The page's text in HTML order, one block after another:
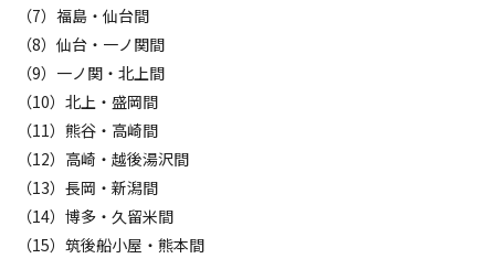
（7）福島・仙台間
（8）仙台・一ノ関間
（9）一ノ関・北上間
（10）北上・盛岡間
（11）熊谷・高崎間
（12）高崎・越後湯沢間
（13）長岡・新潟間
（14）博多・久留米間
（15）筑後船小屋・熊本間